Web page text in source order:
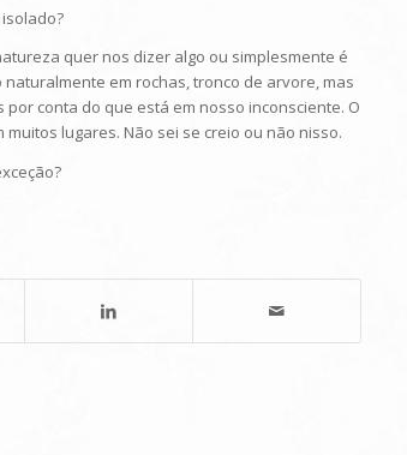
quer nos dizer algo ou simplesmente é
em rochas, tronco de arvore, mas
conta do que está em nosso inconsciente. O
lugares. Não sei se creio ou não nisso.